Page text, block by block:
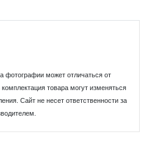
фотографии может отличаться от
товара могут изменяться
Сайт не несет ответственности за